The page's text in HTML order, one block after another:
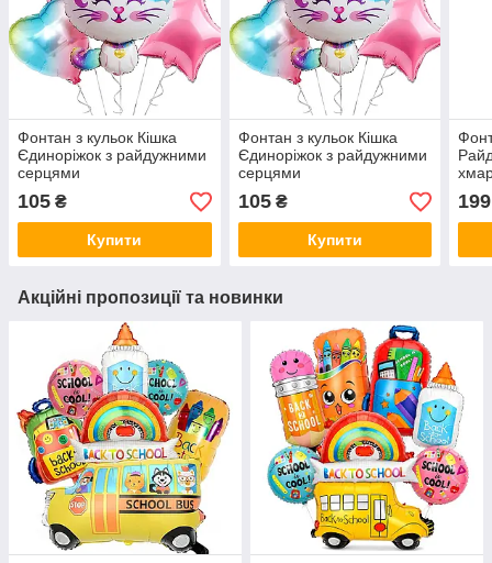
Фонтан з кульок Кішка
Єдиноріжок з райдужними
серцями
105 ₴
Купити
Фонтан з кульок Кішка
Єдиноріжок з райдужними
серцями
105₴
Купити
199
Акційні пропозиції та новинки